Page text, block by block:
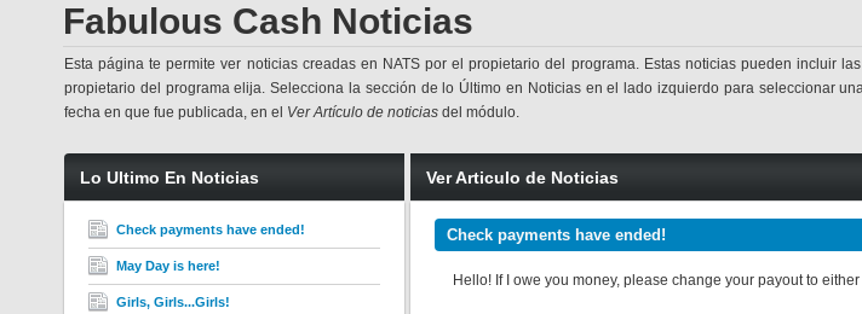
Fabulous Cash Noticias
Esta página te permite ver noticias creadas en NATS por el propietario del programa. Estas noticias pueden incluir
propietario del programa elija. Selecciona la sección de lo Último en Noticias en el lado izquierdo para seleccionar
fecha en que fue publicada, en el Ver Artículo de noticias del módulo.
Lo Ultimo En Noticias
Check payments have ended!
May Day is here!
Girls, Girls...Girls!
Ver Articulo de Noticias
Check payments have ended!
Hello! If I owe you money, please change your payout to